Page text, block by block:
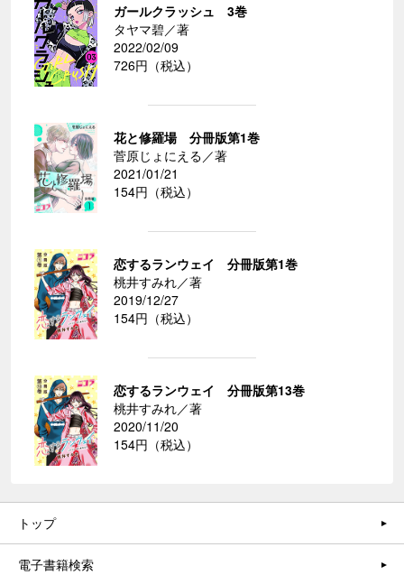
ガールクラッシュ 3巻
タヤマ碧／著
2022/02/09
726円（税込）
花と修羅場 分冊版第1巻
菅原じょにえる／著
2021/01/21
154円（税込）
恋するランウェイ 分冊版第1巻
桃井すみれ／著
2019/12/27
154円（税込）
恋するランウェイ 分冊版第13巻
桃井すみれ／著
2020/11/20
154円（税込）
トップ
電子書籍検索